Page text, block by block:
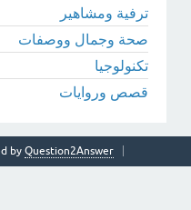
ترفية ومشاهير
صحة وجمال ووصفات
تكنولوجيا
قصص وروايات
by Question2Answer